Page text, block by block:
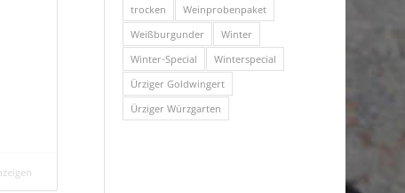
trocken
Weinprobenpaket
Weißburgunder
Winter
Winter-Special
Winterspecial
Ürziger Goldwingert
Ürziger Würzgarten